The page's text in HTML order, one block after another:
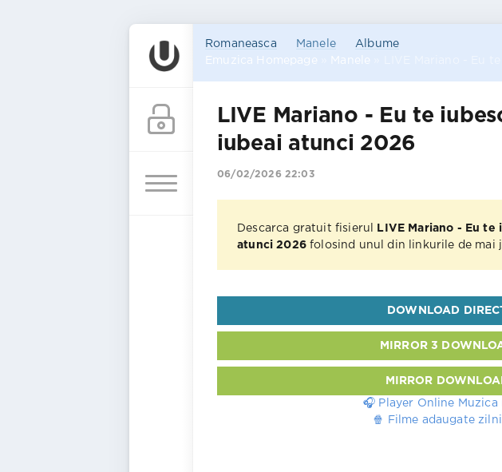
Romaneasca Manele
Albume
Emuzica Homepage
Manele
LIVE Mariano - Eu te
iubeai atunci 2026
06/02/2026 22:03
Descarca gratuit fisierul
LIVE Mariano - Eu te
atunci 2026folosind unul din linkurile de mai
DOWNLOAD DIRECT
MIRROR 3
MIRROR
🎧 Player Online Muzica
🍿 Filme adaugate